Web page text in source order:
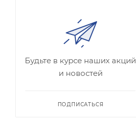
Будьте в курсе наших акций
и новостей
ПОДПИСАТЬСЯ